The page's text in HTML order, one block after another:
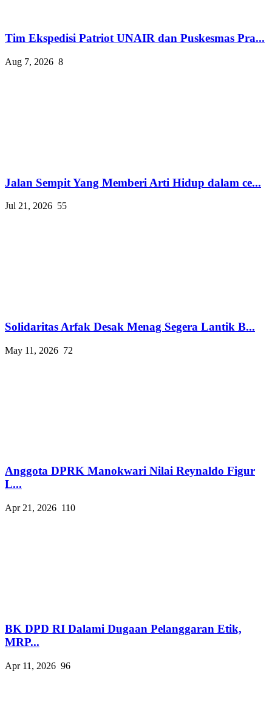
Tim Ekspedisi Patriot UNAIR dan Puskesmas Pra...
Aug 7, 2026 8
Jalan Sempit Yang Memberi Arti Hidup dalam ce...
Jul 21, 2026 55
Solidaritas Arfak Desak Menag Segera Lantik B...
May 11, 2026 72
Anggota DPRK Manokwari Nilai Reynaldo Figur
L...
Apr 21, 2026 110
BK DPD RI Dalami Dugaan Pelanggaran Etik,
MRP...
Apr 11, 2026 96